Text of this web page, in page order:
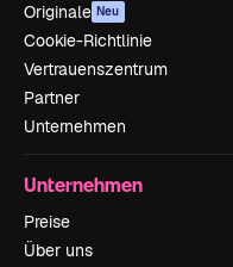
Originale Neu
Cookie-Richtlinie
Vertrauenszentrum
Partner
Unternehmen
Unternehmen
Preise
Über uns